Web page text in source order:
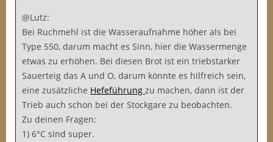
@Lutz:
Bei Ruchmehl ist die Wasseraufnahme höher als bei
Type 550, darum macht es Sinn, hier die Wassermenge
etwas zu erhöhen. Bei diesen Brot ist ein triebstarker
Sauerteig das A und O, darum könnte es hilfreich sein,
eine zusätzliche Hefeführung zu machen, dann ist der
Trieb auch schon bei der Stockgare zu beobachten.
Zu deinen Fragen:
1) 6°C sind super.